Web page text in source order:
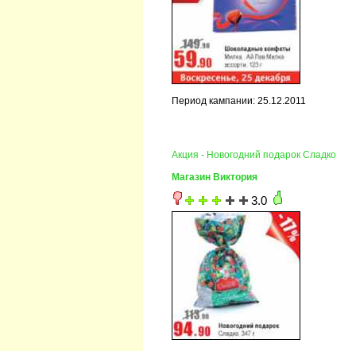
Период кампании: 25.12.2011
Акция - Новогодний подарок Сладко
Магазин Виктория
3.0